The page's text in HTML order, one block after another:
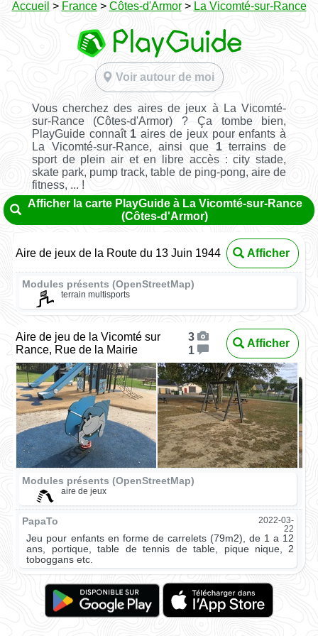
Accueil > France> Côtes-d'Armor> La Vicomté-sur-Rance
Voir autour de moi
Vous cherchez des aires de jeux à La Vicomté-
sur-Rance (Côtes-d'Armor) ? Ça tombe bien,
PlayGuide connaît 1 aires de jeux pour enfants à
La Vicomté-sur-Rance, ainsi que 1terrains de
sport de plein air et en libre accès : city stade,
skate park, pump track, table de ping-pong, aire de
fitness, ... !
Afficher la carte PlayGuide à La Vicomté-sur-Rance
(Côtes-d'Armor)
Aire de jeux de la Route du 13 Juin 1944 Afficher
Modules présents (OpenStreetMap)
terrain multisports
Aire de jeu de la Vicomté sur
Rance, Rue de la Mairie
3
1
Afficher
Modules présents (OpenStreetMap)
aire de jeux
PapaTo
2022-03-
22
Jeu pour enfants en forme de carrelets (79m2), de 1 a 12
ans, portique, table de tennis de table, pique nique, 2
toboggans etc.